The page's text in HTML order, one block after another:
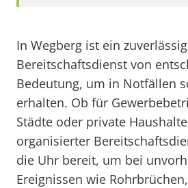
In Wegberg ist ein
Bereitschaftsdienst von
Bedeutung, um in Notfällen
erhalten. Ob für
Städte oder private
organisierter
die Uhr bereit, um bei
Ereignissen wie